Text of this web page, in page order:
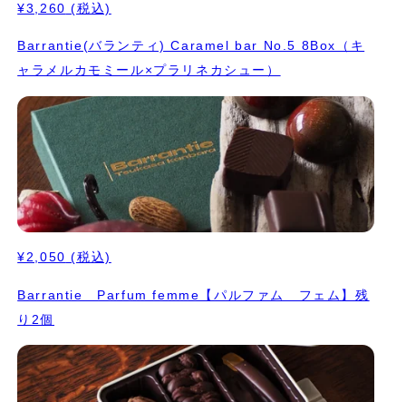
¥3,260 (税込)
Barrantie(バランティ) Caramel bar No.5 8Box（キ
ャラメルカモミール×プラリネカシュー）
¥2,050 (税込)
Barrantie Parfum femme【パルファム フェム】残
り2個